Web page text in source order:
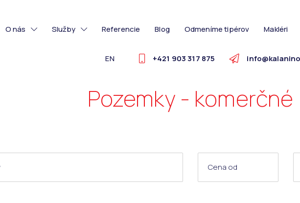
O nás Služby Referencie Blog Odmeníme tipérov Makléri
EN +421 903 317 875
Pozemky - komerčné